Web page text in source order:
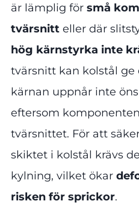
är lämplig för små
tvärsnitt eller där
hög kärnstyrka inte
tvärsnitt kan kolstål ge
kärnan uppnår inte
eftersom
tvärsnittet. För att
skiktet i kolstål krävs
kylning, vilket ökar
risken för sprickor.